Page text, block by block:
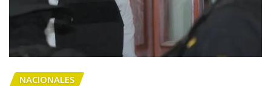
NACIONALES